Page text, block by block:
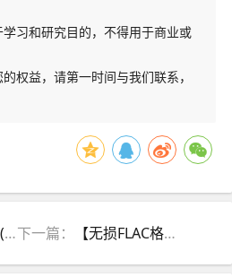
习和研究目的，不得用于商业或
权益，请第一时间与我们联系，
下一篇： 【无损FLAC格式】英国UK单曲榜TOP40 (2023年6月16日)